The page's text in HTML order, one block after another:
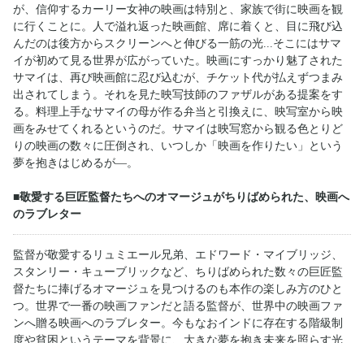
が、信仰するカーリー女神の映画は特別と、家族で街に映画を観
に行くことに。人で溢れ返った映画館、席に着くと、目に飛び込
んだのは後方からスクリーンへと伸びる一筋の光...そこにはサマ
イが初めて見る世界が広がっていた。映画にすっかり魅了された
サマイは、再び映画館に忍び込むが、チケット代が払えずつまみ
出されてしまう。それを見た映写技師のファザルがある提案をす
る。料理上手なサマイの母が作る弁当と引換えに、映写室から映
画をみせてくれるというのだ。サマイは映写窓から観る色とりど
りの映画の数々に圧倒され、いつしか「映画を作りたい」という
夢を抱きはじめるが―。
■敬愛する巨匠監督たちへのオマージュがちりばめられた、映画へ
のラブレター
監督が敬愛するリュミエール兄弟、エドワード・マイブリッジ、
スタンリー・キューブリックなど、ちりばめられた数々の巨匠監
督たちに捧げるオマージュを見つけるのも本作の楽しみ方のひと
つ。世界で一番の映画ファンだと語る監督が、世界中の映画ファ
ンへ贈る映画へのラブレター。今もなおインドに存在する階級制
度や貧困というテーマを背景に、大きな夢を抱き未来を照らす光